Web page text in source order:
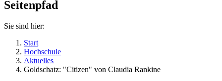
Seitenpfad
Sie sind hier:
Start
Hochschule
Aktuelles
Goldschatz: "Citizen" von Claudia Rankine